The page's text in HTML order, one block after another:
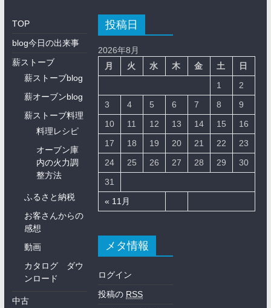
TOP
blog今日の出来事
薪ストーブ
薪ストーブblog
薪オーブンblog
薪ストーブ料理
料理レシピ
オーブン庫
内の火力調
整方法
ふるさと納税
お客さんからの
感想
動画
カタログ ダウ
ンロード
中古
投稿日
2026年8月
月
火 水 木 金 土 日
« 11月
1
2
3
4 5 6 7 8
9
10
11 12 13 14 15
16
17
18 19 20 21 22
23
24
25 26 27 28 29
30
31
メタ情報
ログイン
投稿の RSS